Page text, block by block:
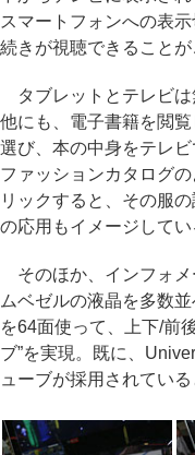
スマートフォンへの表
続きが視聴できることが
タブレットとテレビは
他にも、電子書籍を閲
選び、本の中身をテレ
ファッションカタログ
リックすると、その服
の応用もイメージしてい
そのほか、インフォメ
ムベゼルの液晶を多数
を64面使って、上下/前
ブ”を実現。既に、
ューブが採用されている